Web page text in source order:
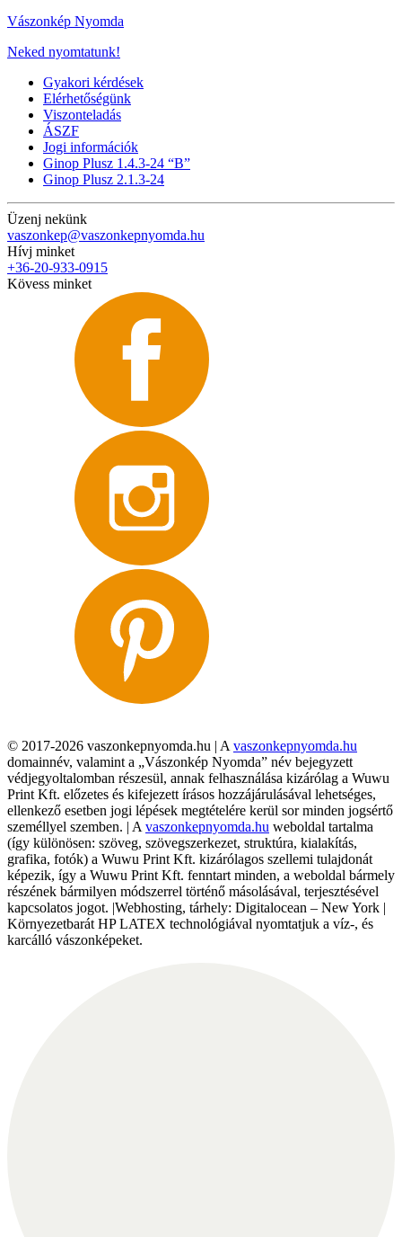
Vászonkép Nyomda
Neked nyomtatunk!
Gyakori kérdések
Elérhetőségünk
Viszonteladás
ÁSZF
Jogi információk
Ginop Plusz 1.4.3-24 “B”
Ginop Plusz 2.1.3-24
Üzenj nekünk
vaszonkep@vaszonkepnyomda.hu
Hívj minket
+36-20-933-0915
Kövess minket
© 2017-2026 vaszonkepnyomda.hu | A vaszonkepnyomda.hu
domainnév, valamint a „Vászonkép Nyomda” név bejegyzett
védjegyoltalomban részesül, annak felhasználása kizárólag a Wuwu
Print Kft. előzetes és kifejezett írásos hozzájárulásával lehetséges,
ellenkező esetben jogi lépések megtételére kerül sor minden jogsértő
személlyel szemben. | A vaszonkepnyomda.hu weboldal tartalma
(így különösen: szöveg, szövegszerkezet, struktúra, kialakítás,
grafika, fotók) a Wuwu Print Kft. kizárólagos szellemi tulajdonát
képezik, így a Wuwu Print Kft. fenntart minden, a weboldal bármely
részének bármilyen módszerrel történő másolásával, terjesztésével
kapcsolatos jogot. |Webhosting, tárhely: Digitalocean – New York |
Környezetbarát HP LATEX technológiával nyomtatjuk a víz-, és
karcálló vászonképeket.